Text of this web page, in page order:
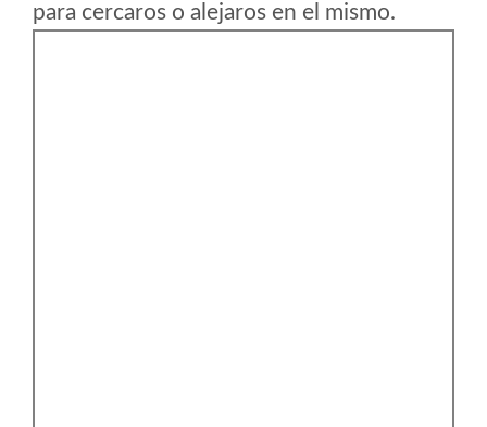
para cercaros o alejaros en el mismo.